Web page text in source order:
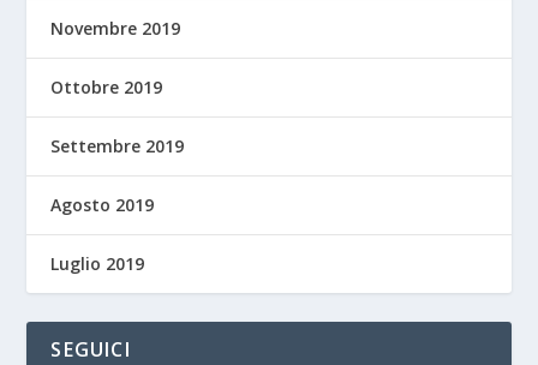
Novembre 2019
Ottobre 2019
Settembre 2019
Agosto 2019
Luglio 2019
SEGUICI